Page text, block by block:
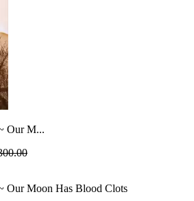
Our M...
Our Moon Has Blood Clots